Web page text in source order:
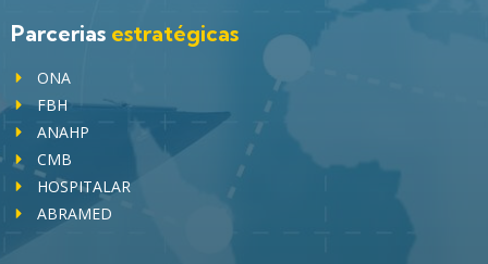
Parcerias estratégicas
ONA
FBH
ANAHP
CMB
HOSPITALAR
ABRAMED